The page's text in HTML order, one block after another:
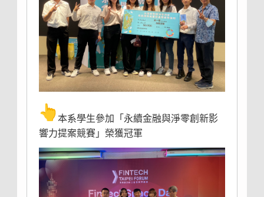
本系學生參加「永續金融與淨零創新影
響力提案競賽」榮獲冠軍